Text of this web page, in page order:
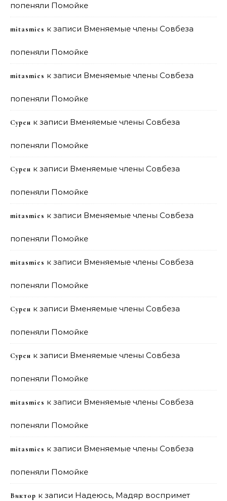
попеняли Помойке
mitasmies к записи Вменяемые члены Совбеза
попеняли Помойке
mitasmies к записи Вменяемые члены Совбеза
попеняли Помойке
Сурен к записи Вменяемые члены Совбеза
попеняли Помойке
Сурен к записи Вменяемые члены Совбеза
попеняли Помойке
mitasmies к записи Вменяемые члены Совбеза
попеняли Помойке
mitasmies к записи Вменяемые члены Совбеза
попеняли Помойке
Сурен к записи Вменяемые члены Совбеза
попеняли Помойке
Сурен к записи Вменяемые члены Совбеза
попеняли Помойке
mitasmies к записи Вменяемые члены Совбеза
попеняли Помойке
mitasmies к записи Вменяемые члены Совбеза
попеняли Помойке
Виктор к записи Надеюсь, Мадяр воспримет